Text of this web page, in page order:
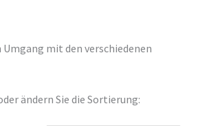
mit den verschiedenen
ändern Sie die Sortierung: